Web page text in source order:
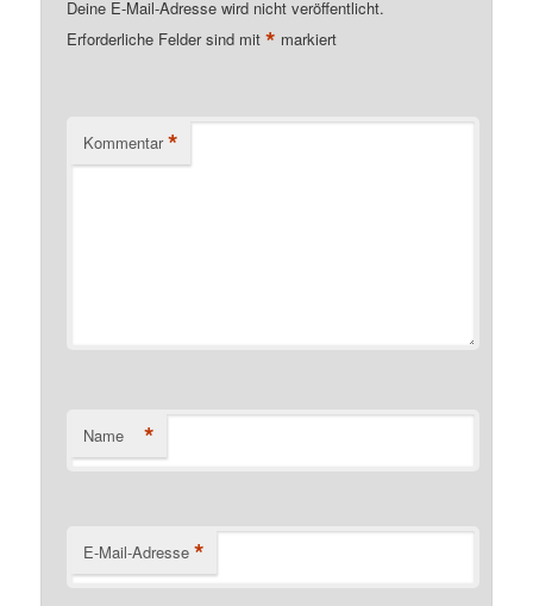
Deine E-Mail-Adresse wird nicht veröffentlicht.
Erforderliche Felder sind mit* markiert
Kommentar *
Name *
E-Mail-Adresse *